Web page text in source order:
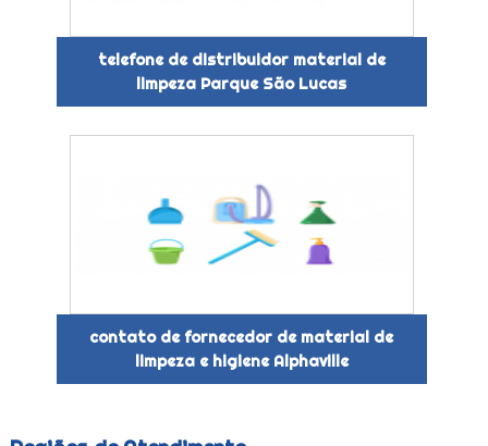
telefone de distribuidor material de
limpeza Parque São Lucas
contato de fornecedor de material de
limpeza e higiene Alphaville